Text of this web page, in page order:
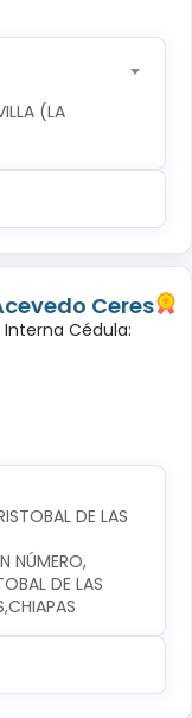
Ceres
Cédula:
DE LAS
NÚMERO,
DE LAS